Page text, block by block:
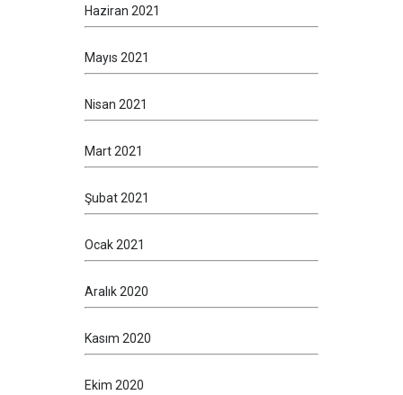
Haziran 2021
Mayıs 2021
Nisan 2021
Mart 2021
Şubat 2021
Ocak 2021
Aralık 2020
Kasım 2020
Ekim 2020